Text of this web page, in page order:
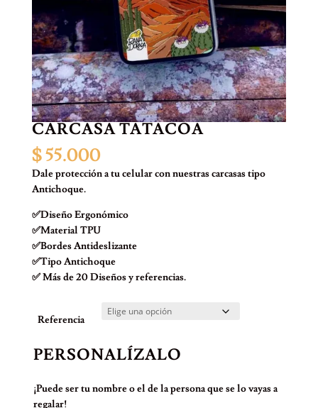
CARCASA TATACOA
$55.000
Dale protección a tu celular con nuestras carcasas tipo
Antichoque.
✅Diseño Ergonómico
✅Material TPU
✅Bordes Antideslizante
✅Tipo Antichoque
✅ Más de 20 Diseños y referencias.
Referencia
PERSONALÍZALO
¡Puede ser tu nombre o el de la persona que se lo vayas a
regalar!